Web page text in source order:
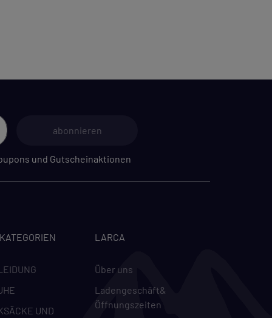
abonnieren
und Gutscheinaktionen
UND
LARCA
Über uns
Ladengeschäft&
Öffnungszeiten